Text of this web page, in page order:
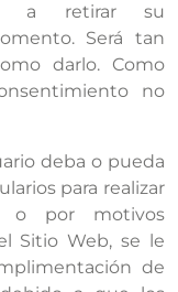
a retirar su
Será tan
darlo. Como
no
deba o pueda
para realizar
o por motivos
Sitio Web, se le
de